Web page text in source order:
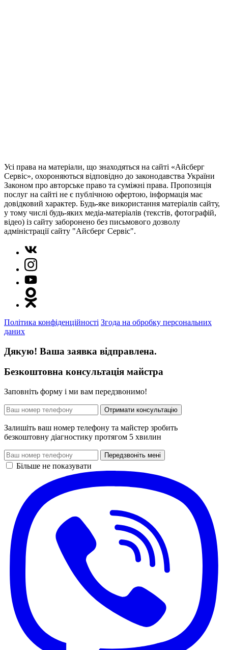
Усі права на матеріали, що знаходяться на сайті «Айсберг
Сервіс», охороняються відповідно до законодавства України
Законом про авторське право та суміжні права. Пропозиція
послуг на сайті не є публічною офертою, інформація має
довідковий характер. Будь-яке використання матеріалів сайту,
у тому числі будь-яких медіа-матеріалів (текстів, фотографій,
відео) із сайту заборонено без письмового дозволу
адміністрації сайту "Айсберг Сервіс".
Політика конфіденційності Згода на обробку персональних
даних
Дякую! Ваша заявка відправлена.
Безкоштовна консультація майстра
Заповніть форму і ми вам передзвонимо!
Отримати консультацію
Залишіть ваш номер телефону та майстер зробить
безкоштовну діагностику протягом 5 хвилин
Передзвоніть мені
Більше не показувати